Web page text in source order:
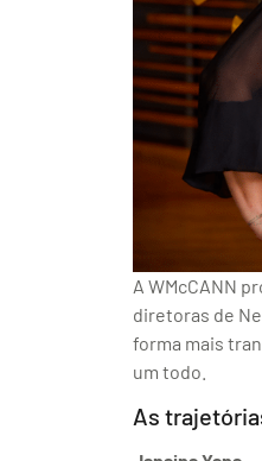
A WMcCANN
diretoras de
forma mais
um todo.
As